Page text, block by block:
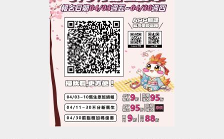
-洽詢專線：03-2639066 #111、112
-官網 :
https://www.lzsports.com.tw/zh_TW/news/pageID/1/
-FB : 桃園市蘆竹國民運動中心
-IG : @luzhusports